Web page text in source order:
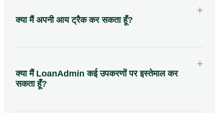
क्या मैं अपनी आय ट्रैक कर सकता हूँ?
+
क्या मैं LoanAdmin कई उपकरणों पर इस्तेमाल कर
सकता हूँ?
+